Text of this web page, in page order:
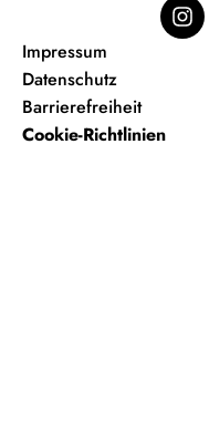
Impressum
Datenschutz
Barrierefreiheit
Cookie-Richtlinien